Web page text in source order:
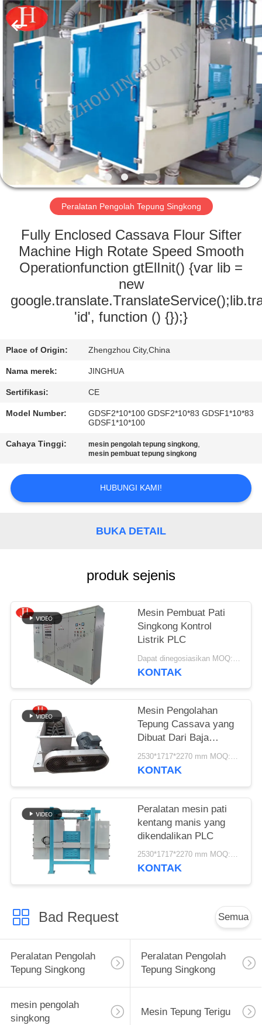
RUMAH
PRODUK
VIDEO
PERTUNJUKAN
VR
TENTANG
KAMI
PABRIK
KUALITAS
HUBUNGI
KAMI
BERITA
PERMINTAAN
PENAWARAN
KEBIJAKAN
PRIVASI
Zhengzhou
Jinghua
Industry
Co.,Ltd..
Rights
Reserved.
Peralatan Pengolah Tepung Singkong
Fully Enclosed Cassava Flour Sifter
Machine High Rotate Speed Smooth
Operationfunction gtElInit() {var lib =
new
'id', function () {});}
Place of Origin: Zhengzhou City,China
Nama merek: JINGHUA
Sertifikasi: CE
Model Number:
GDSF2*10*100 GDSF2*10*83 GDSF1*10*83
GDSF1*10*100
Cahaya Tinggi: mesin pengolah tepung singkong,
mesin pembuat tepung singkong
HUBUNGI KAMI!
BUKA DETAIL
produk sejenis
Mesin Pembuat Pati
Singkong Kontrol
Listrik PLC
Dapat dinegosiasikan MOQ:1 set
KONTAK
Mesin Pengolahan
Tepung Cassava yang
Dibuat Dari Baja
Berkualitas Tinggi
2530*1717*2270 mm MOQ:1 set
KONTAK
Peralatan mesin pati
kentang manis yang
dikendalikan PLC
2530*1717*2270 mm MOQ:1 set
KONTAK
Bad Request Semua
Peralatan Pengolah
Tepung Singkong
Peralatan Pengolah
Tepung Singkong
mesin pengolah
singkong
Mesin Tepung Terigu